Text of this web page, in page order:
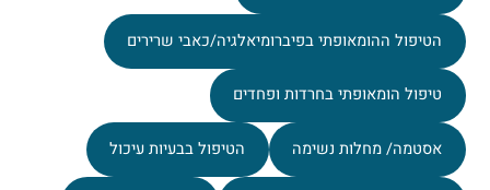
הטיפול ההומאופתי בפיברומיאלגיה/כאבי שרירים
טיפול הומאופתי בחרדות ופחדים
אסטמה/ מחלות נשימה הטיפול בבעיות עיכול